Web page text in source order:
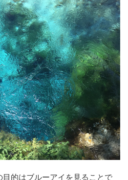
的はブルーアイを見ることで